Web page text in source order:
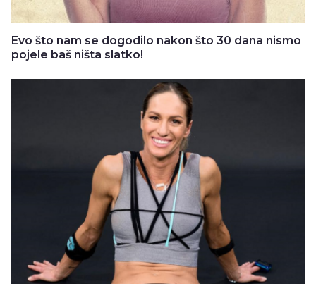
Evo što nam se dogodilo nakon što 30 dana nismo
pojele baš ništa slatko!